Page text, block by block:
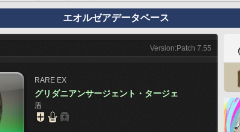
エオルゼアデータベース
Version:Patch 7.55
RARE EX
グリダニアンサージェント・タージェ
盾